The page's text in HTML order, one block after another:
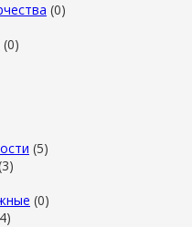
(0)
(0)
(5)
(0)